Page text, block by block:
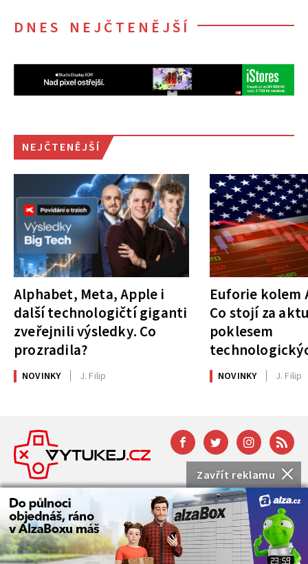
Zavřít reklamu
DNES NEJČTENĚJŠÍ
NEJČTENĚJŠÍ
Alphabet, Meta, Apple i
další technologičtí giganti
zveřejnili výsledky. Co
prozradila?
NOVINKY J. Filip
Euforie kolem
Co stojí za
poklesem
NOVINKY J. Filip